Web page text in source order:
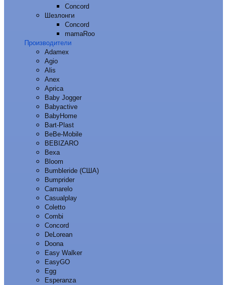
Concord
Шезлонги
Concord
mamaRoo
Производители
Adamex
Agio
Alis
Anex
Aprica
Baby Jogger
Babyactive
BabyHome
Bart-Plast
BeBe-Mobile
BEBIZARO
Bexa
Bloom
Bumbleride (США)
Bumprider
Camarelo
Casualplay
Coletto
Combi
Concord
DeLorean
Doona
Easy Walker
EasyGO
Egg
Esperanza